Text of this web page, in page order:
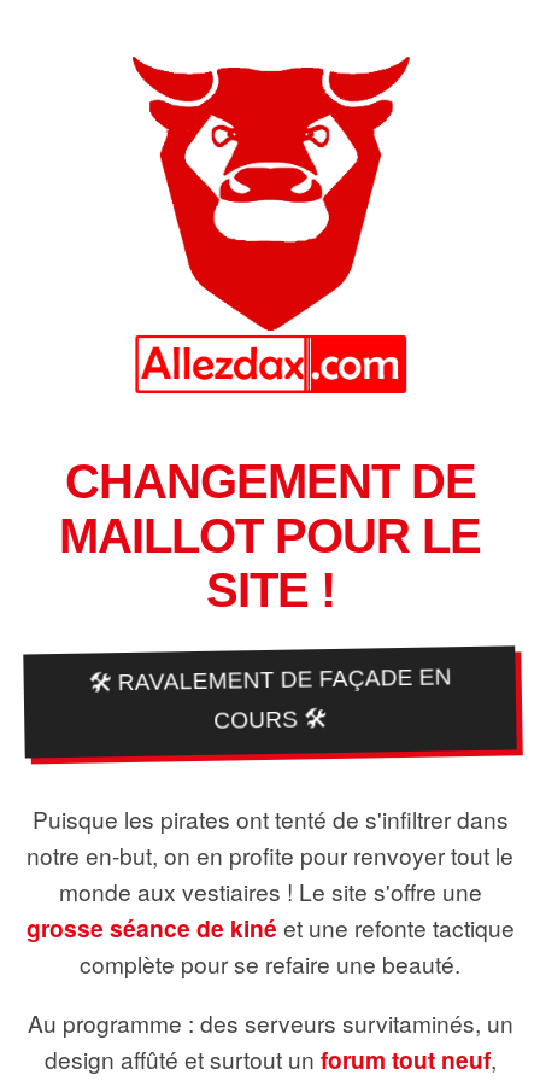
CHANGEMENT DE
MAILLOT POUR LE
SITE !
🛠️ RAVALEMENT DE FAÇADE EN
COURS 🛠️
Puisque les pirates ont tenté de s'infiltrer dans
notre en-but, on en profite pour renvoyer tout le
monde aux vestiaires ! Le site s'offre une
grosse séance de kiné et une refonte tactique
complète pour se refaire une beauté.
Au programme : des serveurs survitaminés, un
design affûté et surtout un forum tout neuf,